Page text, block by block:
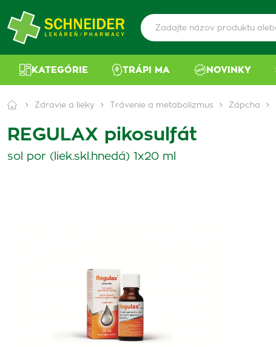
KATEGÓRIE TRÁPI MA NOVINKY
Zdravie a lieky Trávenie a metabolizmus Zápcha
REGULAX pikosulfát
sol por (liek.skl.hnedá) 1x20 ml